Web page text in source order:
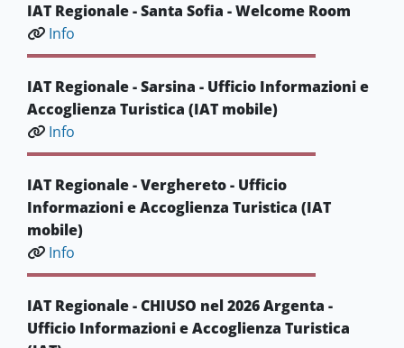
IAT Regionale - Santa Sofia - Welcome Room
Info
IAT Regionale - Sarsina - Ufficio Informazioni e
Accoglienza Turistica (IAT mobile)
Info
IAT Regionale - Verghereto - Ufficio
Informazioni e Accoglienza Turistica (IAT
mobile)
Info
IAT Regionale - CHIUSO nel 2026 Argenta -
Ufficio Informazioni e Accoglienza Turistica